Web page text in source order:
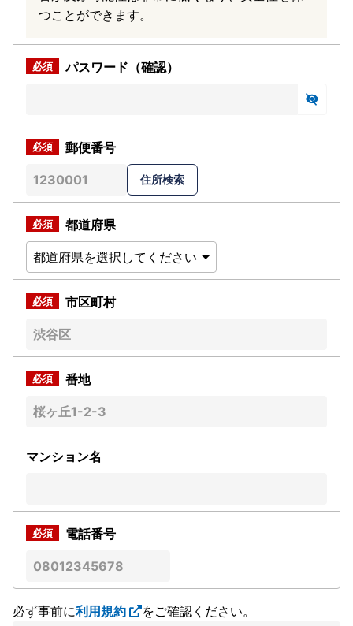
つことができます。
パスワード（確認）
郵便番号
都道府県
市区町村
番地
マンション名
電話番号
必ず事前に利用規約
をご確認ください。